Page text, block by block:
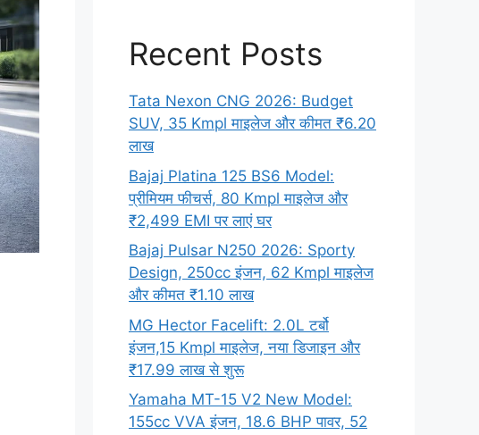
Recent Posts
Tata Nexon CNG 2026: Budget
SUV, 35 Kmpl माइलेज और कीमत ₹6.20
लाख
Bajaj Platina 125 BS6 Model:
प्रीमियम फीचर्स, 80 Kmpl माइलेज और
₹2,499 EMI पर लाएं घर
Bajaj Pulsar N250 2026: Sporty
Design, 250cc इंजन, 62 Kmpl माइलेज
और कीमत ₹1.10 लाख
MG Hector Facelift: 2.0L टर्बो
इंजन,15 Kmpl माइलेज, नया डिजाइन और
₹17.99 लाख से शुरू
Yamaha MT-15 V2 New Model:
155cc VVA इंजन, 18.6 BHP पावर, 52